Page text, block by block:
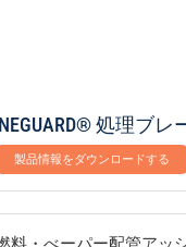
処理ブレ
製品情報をダウンロードする